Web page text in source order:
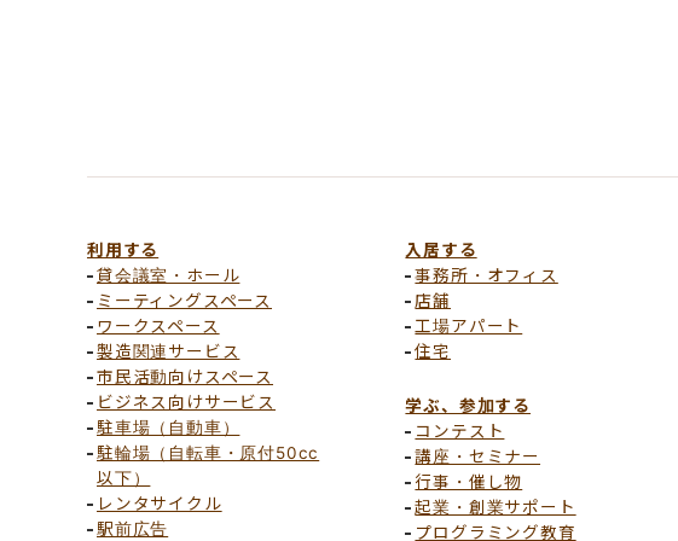
利用する
貸会議室・ホール
ミーティングスペース
ワークスペース
製造関連サービス
市民活動向けスペース
ビジネス向けサービス
駐車場（自動車）
駐輪場（自転車・原付50cc
以下）
レンタサイクル
駅前広告
入居する
事務所・オフィス
店舗
工場アパート
住宅
学ぶ、参加する
コンテスト
講座・セミナー
行事・催し物
起業・創業サポート
プログラミング教育